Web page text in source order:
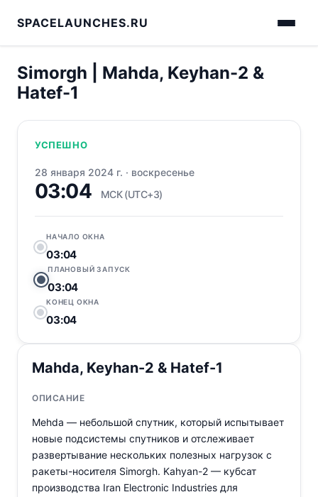
SPACELAUNCHES.RU
Simorgh | Mahda, Keyhan-2 &
Hatef-1
УСПЕШНО
28 января 2024 г. · воскресенье
03:04 МСК (UTC+3)
НАЧАЛО ОКНА
03:04
ПЛАНОВЫЙ ЗАПУСК
03:04
КОНЕЦ ОКНА
03:04
Mahda, Keyhan-2 & Hatef-1
ОПИСАНИЕ
Mehda — небольшой спутник, который испытывает
новые подсистемы спутников и отслеживает
развертывание нескольких полезных нагрузок с
ракеты-носителя Simorgh. Kahyan-2 — кубсат
производства Iran Electronic Industries для